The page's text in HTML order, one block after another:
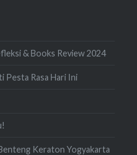
& Books Review 2024
Pesta Rasa Hari Ini
Keraton Yogyakarta